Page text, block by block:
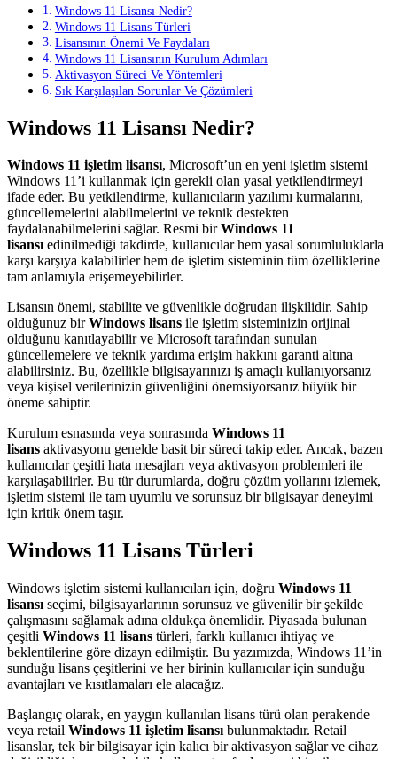
Windows 11 Lisansı Nedir?
Windows 11 Lisans Türleri
Lisansının Önemi Ve Faydaları
Windows 11 Lisansının Kurulum Adımları
Aktivasyon Süreci Ve Yöntemleri
Sık Karşılaşılan Sorunlar Ve Çözümleri
Windows 11 Lisansı Nedir?
Windows 11 işletim lisansı, Microsoft’un en yeni işletim sistemi
Windows 11’i kullanmak için gerekli olan yasal yetkilendirmeyi
ifade eder. Bu yetkilendirme, kullanıcıların yazılımı kurmalarını,
güncellemelerini alabilmelerini ve teknik destekten
faydalanabilmelerini sağlar. Resmi birWindows 11
lisansıedinilmediği takdirde, kullanıcılar hem yasal sorumluluklarla
karşı karşıya kalabilirler hem de işletim sisteminin tüm özelliklerine
tam anlamıyla erişemeyebilirler.
Lisansın önemi, stabilite ve güvenlikle doğrudan ilişkilidir. Sahip
olduğunuz birWindows lisans ile işletim sisteminizin orijinal
olduğunu kanıtlayabilir ve Microsoft tarafından sunulan
güncellemelere ve teknik yardıma erişim hakkını garanti altına
alabilirsiniz. Bu, özellikle bilgisayarınızı iş amaçlı kullanıyorsanız
veya kişisel verilerinizin güvenliğini önemsiyorsanız büyük bir
öneme sahiptir.
Kurulum esnasında veya sonrasında Windows 11
lisans aktivasyonu genelde basit bir süreci takip eder. Ancak, bazen
kullanıcılar çeşitli hata mesajları veya aktivasyon problemleri ile
karşılaşabilirler. Bu tür durumlarda, doğru çözüm yollarını izlemek,
işletim sistemi ile tam uyumlu ve sorunsuz bir bilgisayar deneyimi
için kritik önem taşır.
Windows 11 Lisans Türleri
Windows işletim sistemi kullanıcıları için, doğru Windows 11
lisansı seçimi, bilgisayarlarının sorunsuz ve güvenilir bir şekilde
çalışmasını sağlamak adına oldukça önemlidir. Piyasada bulunan
çeşitli Windows 11 lisans türleri, farklı kullanıcı ihtiyaç ve
beklentilerine göre dizayn edilmiştir. Bu yazımızda, Windows 11’in
sunduğu lisans çeşitlerini ve her birinin kullanıcılar için sunduğu
avantajları ve kısıtlamaları ele alacağız.
Başlangıç olarak, en yaygın kullanılan lisans türü olan perakende
veya retail Windows 11 işletim lisansı bulunmaktadır. Retail
lisanslar, tek bir bilgisayar için kalıcı bir aktivasyon sağlar ve cihaz